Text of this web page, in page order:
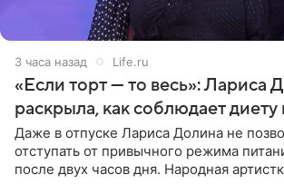
3 часа назад Life.ru
«Если торт — то весь»: Лариса
раскрыла, как соблюдает диету
Даже в отпуске Лариса Долина не
отступать от привычного режима
после двух часов дня. Народная